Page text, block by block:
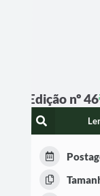
Edição nº 46